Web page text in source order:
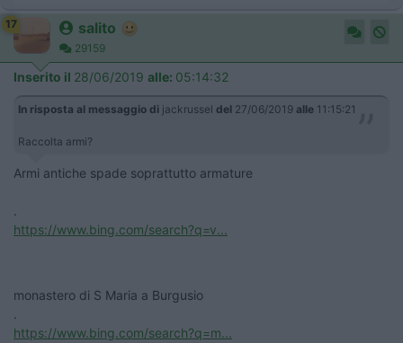
17 salito
29159
Inserito il 28/06/2019 alle: 05:14:32
In risposta al messaggio di jackrussel del 27/06/2019 alle 11:15:21
Raccolta armi?
Armi antiche spade soprattutto armature
.
https://www.bing.com/search?q=v...
monastero di S Maria a Burgusio
.
https://www.bing.com/search?q=m...